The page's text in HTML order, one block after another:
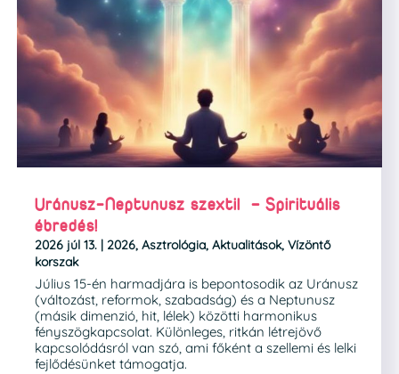
Uránusz-Neptunusz szextil – Spirituális
ébredés!
2026 júl 13. | 2026, Asztrológia, Aktualitások, Vízöntő
korszak
Július 15-én harmadjára is bepontosodik az Uránusz
(változást, reformok, szabadság) és a Neptunusz
(másik dimenzió, hit, lélek) közötti harmonikus
fényszögkapcsolat. Különleges, ritkán létrejövő
kapcsolódásról van szó, ami főként a szellemi és lelki
fejlődésünket támogatja.